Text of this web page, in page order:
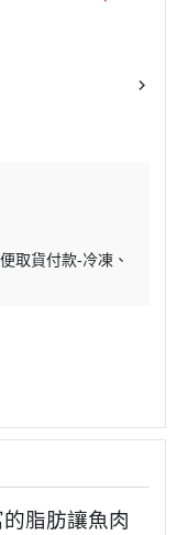
取貨付款-冷凍
脂肪讓魚肉